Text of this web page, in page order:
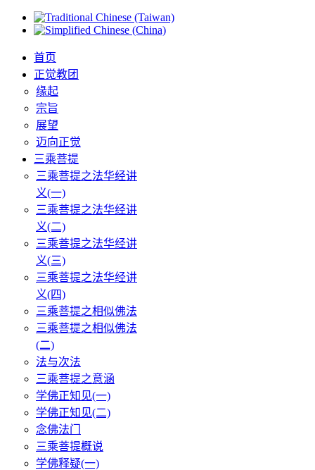
首页
正觉教团
缘起
宗旨
展望
迈向正觉
三乘菩提
三乘菩提之法华经讲
义(一)
三乘菩提之法华经讲
义(二)
三乘菩提之法华经讲
义(三)
三乘菩提之法华经讲
义(四)
三乘菩提之相似佛法
三乘菩提之相似佛法
(二)
法与次法
三乘菩提之意涵
学佛正知见(一)
学佛正知见(二)
念佛法门
三乘菩提概说
学佛释疑(一)